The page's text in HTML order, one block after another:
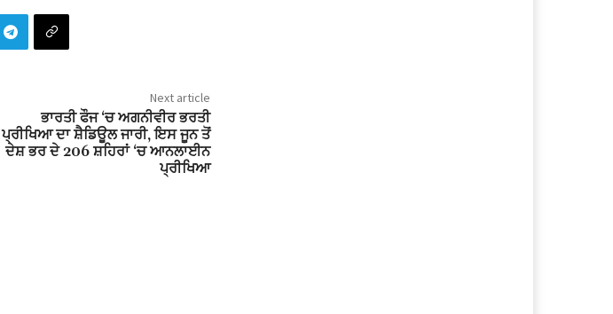
Next article
ਭਾਰਤੀ ਫੌਜ ‘ਚ ਅਗਨੀਵੀਰ ਭਰਤੀ
ਪ੍ਰੀਖਿਆ ਦਾ ਸ਼ੈਡਿਊਲ ਜਾਰੀ, ਇਸ ਜੂਨ ਤੋਂ
ਦੇਸ਼ ਭਰ ਦੇ 206 ਸ਼ਹਿਰਾਂ ‘ਚ ਆਨਲਾਈਨ
ਪ੍ਰੀਖਿਆ